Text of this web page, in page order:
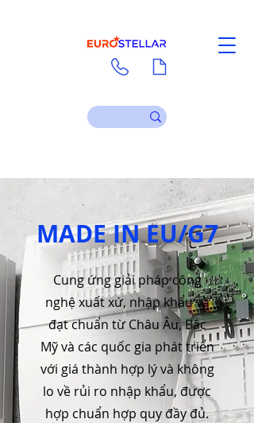
MADE IN EU/G7
Cung ứng giải pháp công
nghệ xuất xứ, nhập khẩu và
đạt chuẩn từ Châu Âu, Bắc
Mỹ và các quốc gia phát triển
với giá thành hợp lý và không
lo về rủi ro nhập khẩu, được
hợp chuẩn hợp quy đầy đủ.